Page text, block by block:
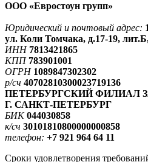
ООО «Евростоун групп»
Юридический и почтовый адрес:
ул. Коли Томчака, д.17-19,
ИНН 7813421865
КПП 783901001
ОГРН 1089847302302
р/сч 40702810300023719136
ПЕТЕРБУРГСКИЙ ФИЛИАЛ
Г. САНКТ-ПЕТЕРБУРГ
БИК 044030858
к/сч 30101810800000000858
телефон: +7 921 964 64 11
Сроки удовлетворения